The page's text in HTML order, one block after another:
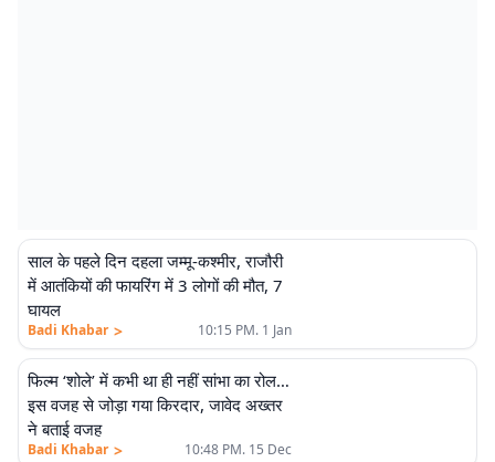
साल के पहले दिन दहला जम्मू-कश्मीर, राजौरी
में आतंकियों की फायरिंग में 3 लोगों की मौत, 7
घायल
Badi Khabar > 10:15 PM. 1 Jan
फिल्म ‘शोले’ में कभी था ही नहीं सांभा का रोल…
इस वजह से जोड़ा गया किरदार, जावेद अख्तर
ने बताई वजह
Badi Khabar > 10:48 PM. 15 Dec